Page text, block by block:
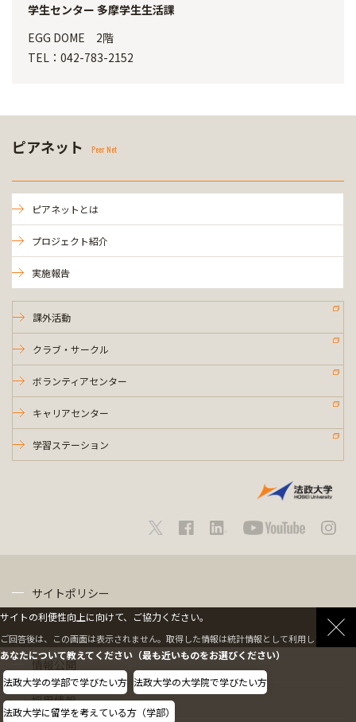
学生センター 多摩学生生活課
EGG DOME 2階
TEL：042-783-2152
ピアネット Peer Net
ピアネットとは
プロジェクト紹介
実施報告
課外活動
クラブ・サークル
ボランティアセンター
キャリアセンター
学習ステーション
サイトポリシー
情報公開
採用情報
サイトの利便性向上に向けて、ご協力ください。
ご回答後は、この画面は表示されません。取得した情報は統計情報として利用します。
あなたについて教えてください（最も近いものをお選びください）
法政大学の学部で学びたい方 法政大学の大学院で学びたい方
法政大学に留学を考えている方（学部）